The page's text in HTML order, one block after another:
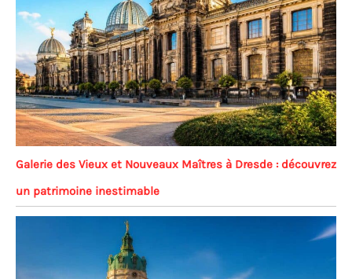
Galerie des Vieux et Nouveaux Maîtres à Dresde : découvrez
un patrimoine inestimable